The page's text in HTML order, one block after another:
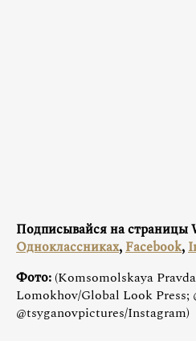
Подписывайся на страницы
Одноклассниках,Facebook,
Фото:(Komsomolskaya
Lomokhov/Global Look Press;
@tsyganovpictures/Instagram)